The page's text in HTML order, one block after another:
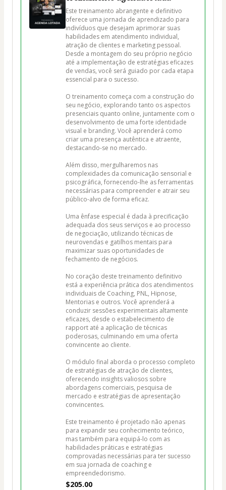
Este treinamento abrangente e definitivo
oferece uma jornada de aprendizado para
indivíduos que desejam aprimorar suas
habilidades em atendimento individual,
atração de clientes e marketing pessoal.
Desde a montagem do seu próprio negócio
até a implementação de estratégias eficazes
de vendas, você será guiado por cada etapa
essencial para o sucesso.
O treinamento começa com a construção do
seu negócio, explorando tanto os aspectos
presenciais quanto online, juntamente com o
desenvolvimento de uma forte identidade
visual e branding. Você aprenderá como
criar uma presença autêntica e atraente,
destacando-se no mercado.
Além disso, mergulharemos nas
complexidades da comunicação sensorial e
psicográfica, fornecendo-lhe as ferramentas
necessárias para compreender e atrair seu
público-alvo de forma eficaz.
Uma ênfase especial é dada à precificação
adequada dos seus serviços e ao processo
de negociação, utilizando técnicas de
neurovendas e gatilhos mentais para
maximizar suas oportunidades de
fechamento de negócios.
No coração deste treinamento definitivo
está a experiência prática dos atendimentos
individuais de Coaching, PNL, Hipnose,
Mentorias e outros. Você aprenderá a
conduzir sessões experimentais altamente
eficazes, desde o estabelecimento de
rapport até a aplicação de técnicas
poderosas, culminando em uma oferta
convincente ao cliente.
O módulo final aborda o processo completo
de estratégias de atração de clientes,
oferecendo insights valiosos sobre
abordagens comerciais, pesquisa de
mercado e estratégias de apresentação
convincentes.
Este treinamento é projetado não apenas
para expandir seu conhecimento teórico,
mas também para equipá-lo com as
habilidades práticas e estratégias
comprovadas necessárias para ter sucesso
em sua jornada de coaching e
empreendedorismo.
$205.00